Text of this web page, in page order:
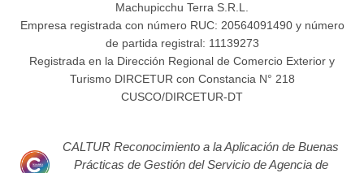
Machupicchu Terra S.R.L.
Empresa registrada con número RUC: 20564091490 y número
de partida registral: 11139273
Registrada en la Dirección Regional de Comercio Exterior y
Turismo DIRCETUR con Constancia N° 218
CUSCO/DIRCETUR-DT
CALTUR Reconocimiento a la Aplicación de Buenas
Prácticas de Gestión del Servicio de Agencia de